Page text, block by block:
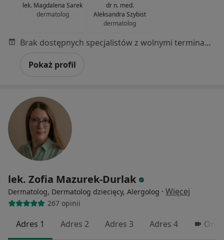
lek. Magdalena Sarek
dermatolog
dr n. med.
Aleksandra Szybist
dermatolog
Brak dostępnych specjalistów z wolnymi terminami w tym centrum medycznym.
Pokaż profil
lek. Zofia Mazurek-Durlak
Dermatolog, Dermatolog dziecięcy, Alergolog · Więcej
267 opinii
Adres 1 Adres 2 Adres 3 Adres 4